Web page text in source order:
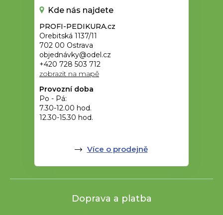
Kde nás najdete
PROFI-PEDIKURA.cz
Orebitská 1137/11
702 00 Ostrava
objednávky@odel.cz
+420 728 503 712
zobrazit na mapě
Provozní doba
Po - Pá:
7.30-12.00 hod.
12.30-15.30 hod.
Více o prodejně
Doprava a platba